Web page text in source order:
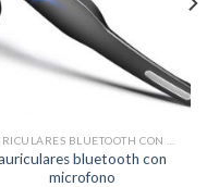
bluetooth con
microfono